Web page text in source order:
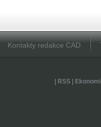
Kontakty redakce CAD
RSS|